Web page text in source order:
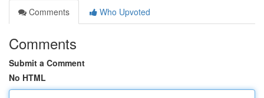
Comments
Who Upvoted
Comments
Submit a Comment
No HTML